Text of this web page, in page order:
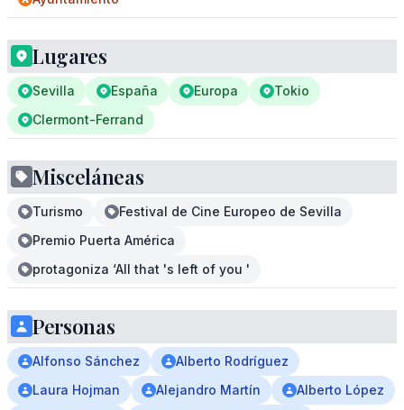
Lugares
Sevilla España Europa
Tokio
Clermont-Ferrand
Misceláneas
Turismo
Festival de Cine Europeo de Sevilla
Premio Puerta América
protagoniza ‘All that 's left of you '
Personas
Alfonso Sánchez
Alberto Rodríguez
Laura Hojman
Alejandro Martín
Alberto López